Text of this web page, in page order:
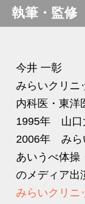
執筆・監修
今井 一彰
みらいクリ
内科医・東洋
1995年 山口
2006年 みら
あいうべ体操
のメディア出
みらいクリニ